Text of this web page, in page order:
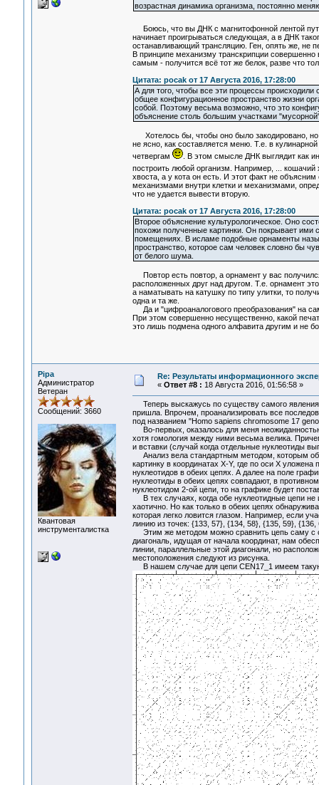
возрастная динамика организма, постоянно
Боюсь, что вы ДНК с магнитофонной лентой
начинает проигрываться следующая, а в ДНК
останавливающий трансляцию. Ген, опять же, не
В принципе механизму транскрипции совершенно
самым - получится всё тот же белок, разве что
Цитата: pocak от 17 Августа 2016, 17:28:00
А для того, чтобы все эти процессы
общее конфигурационное пространство жизни
собой. Поэтому весьма возможно, что это
объяснение столь большим участками
Хотелось бы, чтобы оно было закодировано, но
не ясно, как составляется меню. Т.е. в
четвергам
. В этом смысле ДНК выглядит как
построить любой организм. Например, ... кошачий
хвоста, а у кота он есть. И этот факт не
механизмами внутри клетки и механизмами,
что не удается вывести вторую.
Цитата: pocak от 17 Августа 2016, 17:28:00
Второе объяснение культурологическое. Оно
похожи полученные картинки. Он покрывает ими
помещениях. В исламе подобные орнаменты
пространство, которое сам человек словно бы
от белого шума.
Повтор есть повтор, а орнамент у вас
расположенных друг над другом. Т.е. орнамент
а наматывать на катушку по типу улитки, то
одна и та же.
Да и "цифроаналогового преобразования" на
При этом совершенно несущественно, какой
это лишь подмена одного алфавита другим и не
Pipa
Администратор
Ветеран
Сообщений: 3660
Квантовая
инструменталистка
Re: Результаты информационного
« Ответ #8 : 18 Августа 2016, 01:56:58 »
Теперь выскажусь по существу самого
пришла. Впрочем, проанализировать все
под названием "Homo sapiens chromosome 17
Во-первых, оказалось для меня
хотя гомология между ними весьма велика.
и вставки (случай когда отдельные нуклеотиды
Анализ вела стандартным методом, которым
картинку в координатах X-Y, где по оси Х
нуклеотидов в обеих цепях. А далее на поле
нуклеотиды в обеих цепях совпадают, в
нуклеотидом 2-ой цепи, то на графике будет
В тех случаях, когда обе нуклеотидные цепи
хаотично. Но как только в обеих цепях
которая легко ловится глазом. Например, если
линию из точек: {133, 57}, {134, 58}, {135, 59}, {136,
Этим же методом можно сравнить цепь саму с
диагональ, идущая от начала координат, нам
линии, параллельные этой диагонали, но
местоположения следуют из рисунка.
В нашем случае для цепи CEN17_1 имеем такую